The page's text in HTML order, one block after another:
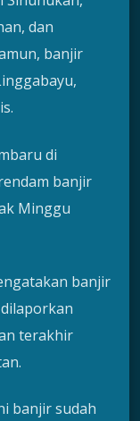
dan
banjir
di
banjir
Minggu
banjir
terakhir
banjir sudah